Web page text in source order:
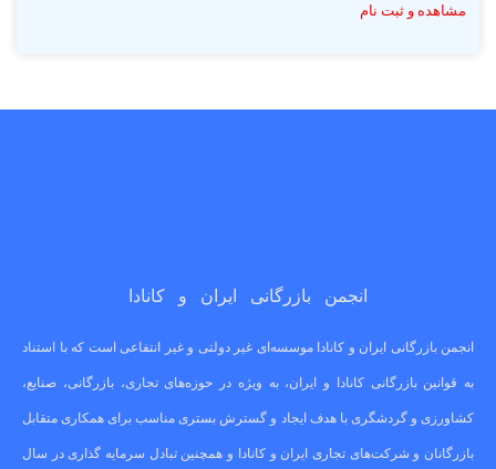
مشاهده و ثبت نام
انجمن بازرگانی ایران و کانادا
انجمن بازرگانی ایران و کانادا موسسه‌ای غیر دولتی و غیر انتفاعی است که با استناد
به قوانین بازرگانی کانادا و ایران، به ویژه در حوزه‌های تجاری، بازرگانی، صنایع،
کشاورزی و گردشگری با هدف ایجاد و گسترش بستری مناسب برای همکاری متقابل
بازرگانان و شرکت‌های تجاری ایران و کانادا و همچنین تبادل سرمایه گذاری در سال